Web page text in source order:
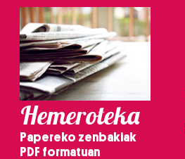
Hemeroteka
Papereko zenbakiak
PDF formatuan